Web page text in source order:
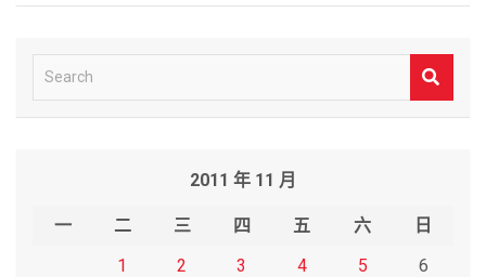
e
2011 年 11 月
一 二 三 四 五 六
日
1
2 3 4 5
6